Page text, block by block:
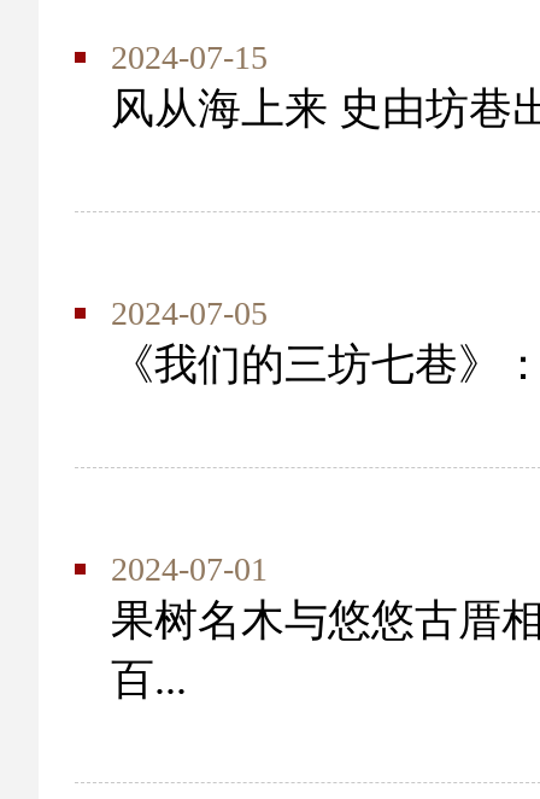
2024-07-15
风从海上来 史由坊巷
2024-07-05
《我们的三坊七巷》
2024-07-01
果树名木与悠悠古厝
百...